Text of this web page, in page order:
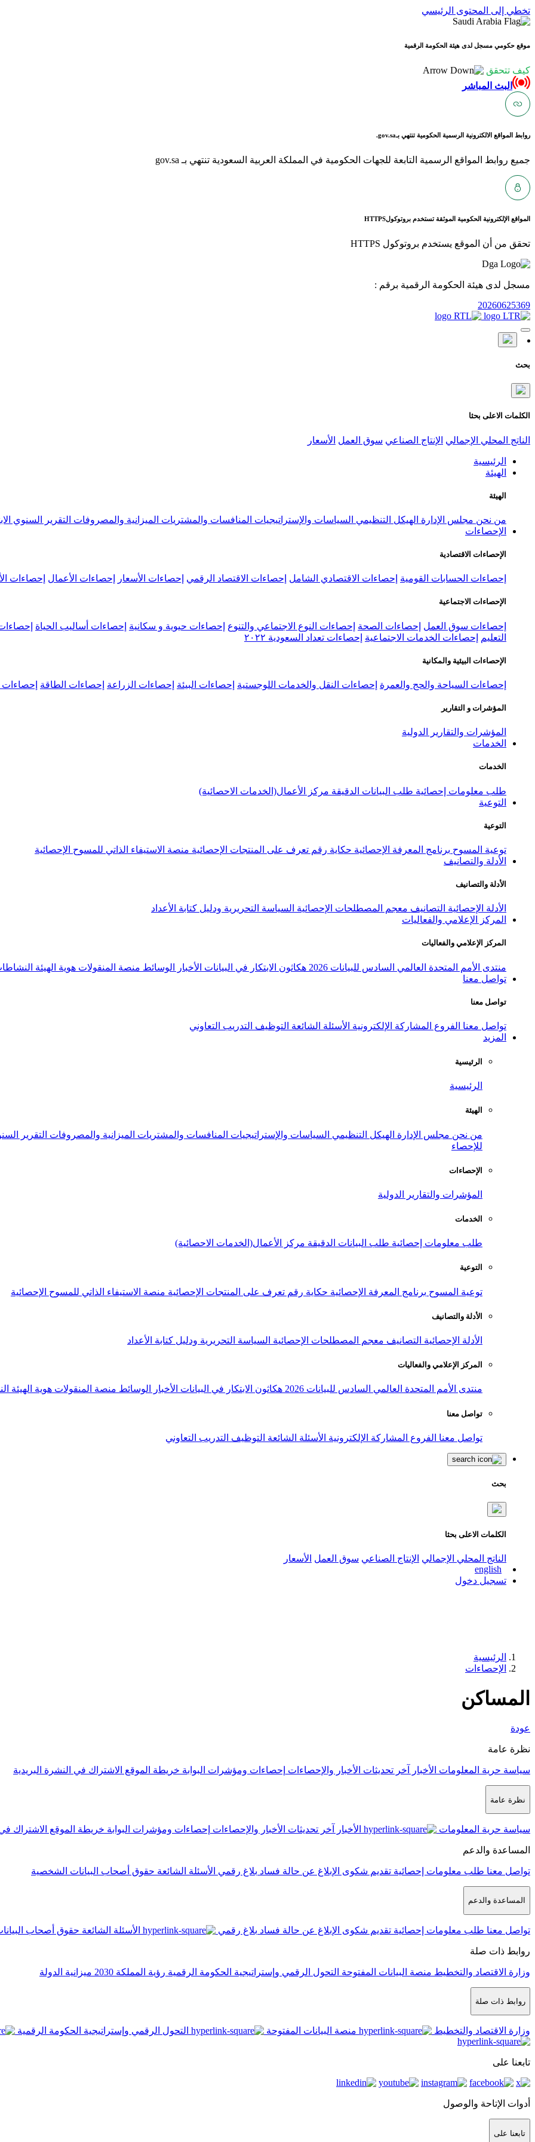
تخطي إلى المحتوى الرئيسي
موقع حكومي مسجل لدى هيئة الحكومة الرقمية
كيف تتحقق
البث المباشر
روابط المواقع الالكترونية الرسمية الحكومية تنتهي بـgov.sa.
جميع روابط المواقع الرسمية التابعة للجهات الحكومية في المملكة العربية السعودية تنتهي بـ gov.sa
المواقع الإلكترونية الحكومية الموثقة تستخدم بروتوكولHTTPS
تحقق من أن الموقع يستخدم بروتوكول HTTPS
مسجل لدى هيئة الحكومة الرقمية برقم :
20260625369
بحث
الكلمات الاعلى بحثا
الناتج المحلي الإجمالي الإنتاج الصناعي سوق العمل الأسعار
الرئيسية
الهيئة
الهيئة
من نحن مجلس الإدارة الهيكل التنظيمي السياسات والإستراتيجيات المنافسات والمشتريات الميزانية والمصروفات التقرير السنوي
الإحصاءات
الإحصاءات الاقتصادية
إحصاءات الحسابات القومية إحصاءات الاقتصادي الشامل إحصاءات الاقتصاد الرقمي إحصاءات الأسعار إحصاءات الأعمال إحصاءات
الإحصاءات الاجتماعية
إحصاءات سوق العمل إحصاءات الصحة إحصاءات النوع الاجتماعي والتنوع إحصاءات حيوية و سكانية إحصاءات أساليب الحياة
التعليم
إحصاءات الخدمات الاجتماعية إحصاءات تعداد السعودية ٢٠٢٢
الإحصاءات البيئية والمكانية
إحصاءات السياحة والحج والعمرة إحصاءات النقل والخدمات اللوجستية إحصاءات البيئة إحصاءات الزراعة إحصاءات الطاقة إحصاءات
المؤشرات و التقارير
المؤشرات والتقارير الدولية
الخدمات
الخدمات
طلب معلومات إحصائية طلب البيانات الدقيقة مركز الأعمال(الخدمات الاحصائية)
التوعية
التوعية
توعية المسوح برنامج المعرفة الإحصائية حكاية رقم تعرف على المنتجات الإحصائية منصة الاستيفاء الذاتي للمسوح الإحصائية
الأدلة والتصانيف
الأدلة والتصانيف
الأدلة الإحصائية التصانيف معجم المصطلحات الإحصائية السياسة التحريرية ودليل كتابة الأعداد
المركز الإعلامي والفعاليات
المركز الإعلامي والفعاليات
منتدى الأمم المتحدة العالمي السادس للبيانات 2026 هكاثون الابتكار في البيانات الأخبار الوسائط منصة المنقولات هوية الهيئة
تواصل معنا
تواصل معنا
تواصل معنا الفروع المشاركة الإلكترونية الأسئلة الشائعة التوظيف التدريب التعاوني
المزيد
الرئيسية
الرئيسية
الهيئة
من نحن مجلس الإدارة الهيكل التنظيمي السياسات والإستراتيجيات المنافسات والمشتريات الميزانية والمصروفات التقرير
للإحصاء
الإحصاءات
المؤشرات والتقارير الدولية
الخدمات
طلب معلومات إحصائية طلب البيانات الدقيقة مركز الأعمال(الخدمات الاحصائية)
التوعية
توعية المسوح برنامج المعرفة الإحصائية حكاية رقم تعرف على المنتجات الإحصائية منصة الاستيفاء الذاتي للمسوح الإحصائية
الأدلة والتصانيف
الأدلة الإحصائية التصانيف معجم المصطلحات الإحصائية السياسة التحريرية ودليل كتابة الأعداد
المركز الإعلامي والفعاليات
منتدى الأمم المتحدة العالمي السادس للبيانات 2026 هكاثون الابتكار في البيانات الأخبار الوسائط منصة المنقولات هوية الهيئة
تواصل معنا
تواصل معنا الفروع المشاركة الإلكترونية الأسئلة الشائعة التوظيف التدريب التعاوني
بحث
الكلمات الاعلى بحثا
الناتج المحلي الإجمالي الإنتاج الصناعي سوق العمل الأسعار
english
تسجيل دخول
الرئيسية
الإحصاءات
المساكن
عودة
نظرة عامة
سياسة حرية المعلومات الأخبار آخر تحديثات الأخبار والإحصاءات إحصاءات ومؤشرات البوابة خريطة الموقع الاشتراك في النشرة البريدية
نظرة عامة
سياسة حرية المعلومات الأخبار آخر تحديثات الأخبار والإحصاءات إحصاءات ومؤشرات البوابة خريطة الموقع الاشتراك
المساعدة والدعم
تواصل معنا طلب معلومات إحصائية تقديم شكوى الإبلاغ عن حالة فساد بلاغ رقمي الأسئلة الشائعة حقوق أصحاب البيانات الشخصية
المساعدة والدعم
تواصل معنا طلب معلومات إحصائية تقديم شكوى الإبلاغ عن حالة فساد بلاغ رقمي الأسئلة الشائعة حقوق أصحاب
روابط ذات صلة
وزارة الاقتصاد والتخطيط منصة البيانات المفتوحة التحول الرقمي وإستراتيجية الحكومة الرقمية رؤية المملكة 2030 ميزانية الدولة
روابط ذات صلة
وزارة الاقتصاد والتخطيط منصة البيانات المفتوحة التحول الرقمي وإستراتيجية الحكومة الرقمية
تابعنا على
أدوات الإتاحة والوصول
تابعنا على